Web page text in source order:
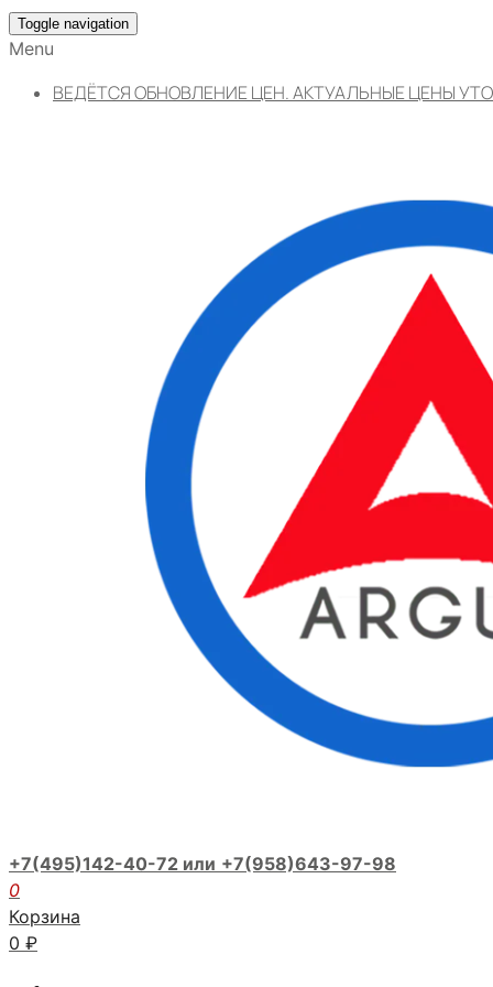
Toggle navigation
Menu
ВЕДЁТСЯ ОБНОВЛЕНИЕ ЦЕН. АКТУАЛЬНЫЕ ЦЕНЫ
+7(495)142-40-72 или +7(958)643-97-98
0
Корзина
0 ₽